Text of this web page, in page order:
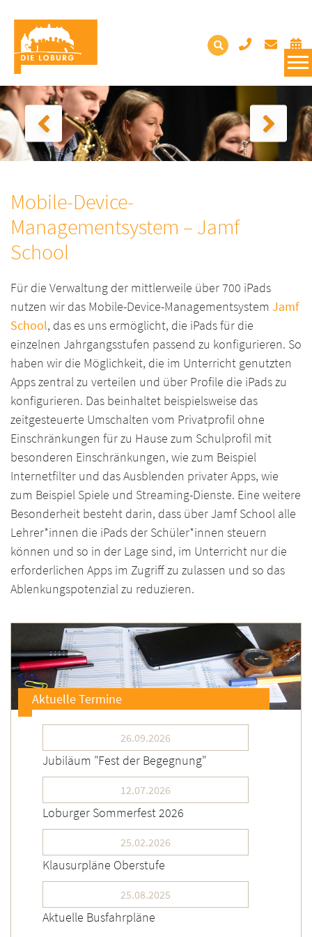
Mobile-Device-
Managementsystem – Jamf
School
Für die Verwaltung der mittlerweile über 700 iPads
nutzen wir das Mobile-Device-Managementsystem Jamf
School, das es uns ermöglicht, die iPads für die
einzelnen Jahrgangsstufen passend zu konfigurieren. So
haben wir die Möglichkeit, die im Unterricht genutzten
Apps zentral zu verteilen und über Profile die iPads zu
konfigurieren. Das beinhaltet beispielsweise das
zeitgesteuerte Umschalten vom Privatprofil ohne
Einschränkungen für zu Hause zum Schulprofil mit
besonderen Einschränkungen, wie zum Beispiel
Internetfilter und das Ausblenden privater Apps, wie
zum Beispiel Spiele und Streaming-Dienste. Eine weitere
Besonderheit besteht darin, dass über Jamf School alle
Lehrer*innen die iPads der Schüler*innen steuern
können und so in der Lage sind, im Unterricht nur die
erforderlichen Apps im Zugriff zu zulassen und so das
Ablenkungspotenzial zu reduzieren.
Aktuelle Termine
26.09.2026
Jubiläum "Fest der Begegnung"
12.07.2026
Loburger Sommerfest 2026
25.02.2026
Klausurpläne Oberstufe
25.08.2025
Aktuelle Busfahrpläne